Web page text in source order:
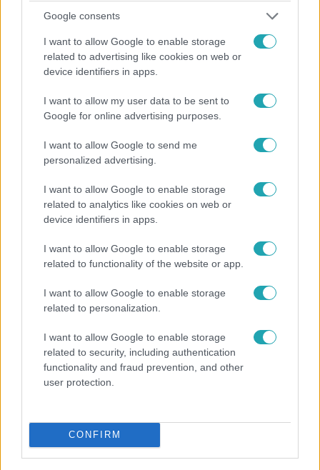
Google consents
I want to allow Google to enable storage
related to advertising like cookies on web or
device identifiers in apps.
I want to allow my user data to be sent to
Google for online advertising purposes.
I want to allow Google to send me
personalized advertising.
I want to allow Google to enable storage
related to analytics like cookies on web or
device identifiers in apps.
I want to allow Google to enable storage
related to functionality of the website or app.
I want to allow Google to enable storage
related to personalization.
I want to allow Google to enable storage
related to security, including authentication
functionality and fraud prevention, and other
user protection.
CONFIRM
2025. december 9. 21:30
Megvan 2025 legkeresettebb szava – és biztos
nem erre tippelnél
Egy váratlan kifejezés vitte el a prímet 2025-ben –
internetes kereséseit.
2025. október 10. 7:30
Hét koncert, több tízezer rajongó – a Pamkutya
A Pamkutya TikTok-petícióból indult koncertjei
hét arénás fellépésre készülnek, és még most sem hiszik